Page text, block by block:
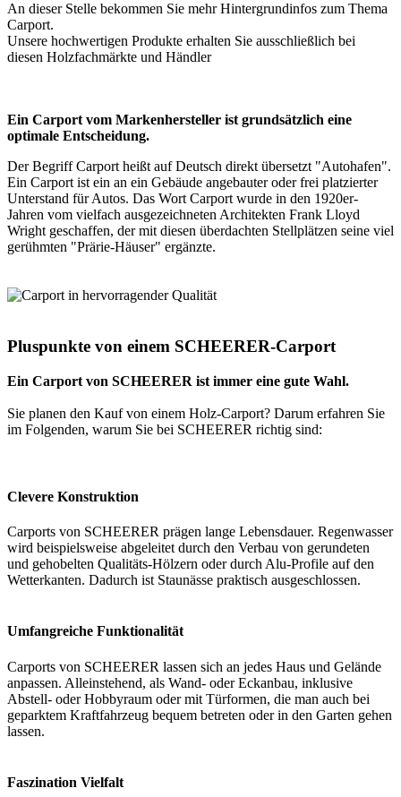
An dieser Stelle bekommen Sie mehr Hintergrundinfos zum Thema
Carport.
Unsere hochwertigen Produkte erhalten Sie ausschließlich bei
diesen Holzfachmärkte und Händler
Ein Carport vom Markenhersteller ist grundsätzlich eine
optimale Entscheidung.
Der Begriff Carport heißt auf Deutsch direkt übersetzt "Autohafen".
Ein Carport ist ein an ein Gebäude angebauter oder frei platzierter
Unterstand für Autos. Das Wort Carport wurde in den 1920er-
Jahren vom vielfach ausgezeichneten Architekten Frank Lloyd
Wright geschaffen, der mit diesen überdachten Stellplätzen seine viel
gerühmten "Prärie-Häuser" ergänzte.
Pluspunkte von einem SCHEERER-Carport
Ein Carport von SCHEERER ist immer eine gute Wahl.
Sie planen den Kauf von einem Holz-Carport? Darum erfahren Sie
im Folgenden, warum Sie bei SCHEERER richtig sind:
Clevere Konstruktion
Carports von SCHEERER prägen lange Lebensdauer. Regenwasser
wird beispielsweise abgeleitet durch den Verbau von gerundeten
und gehobelten Qualitäts-Hölzern oder durch Alu-Profile auf den
Wetterkanten. Dadurch ist Staunässe praktisch ausgeschlossen.
Umfangreiche Funktionalität
Carports von SCHEERER lassen sich an jedes Haus und Gelände
anpassen. Alleinstehend, als Wand- oder Eckanbau, inklusive
Abstell- oder Hobbyraum oder mit Türformen, die man auch bei
geparktem Kraftfahrzeug bequem betreten oder in den Garten gehen
lassen.
Faszination Vielfalt